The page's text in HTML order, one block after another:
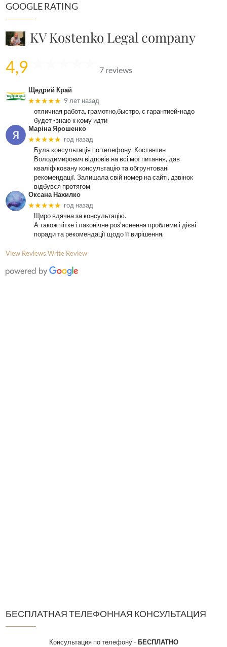
GOOGLE RATING
KV Kostenko Legal company
4,9 7 reviews
Щедрий Край
★★★★★ 9 лет назад
отличная работа, грамотно,быстро, с гарантией-надо
будет -знаю к кому идти
Маріна Ярошенко
★★★★★ год назад
Була консультація по телефону. Костянтин
Володимирович відповів на всі мої питання, дав
кваліфіковану консультацію та обгрунтовані
рекомендації. Залишала свій номер на сайті, дзвінок
відбувся протягом
Оксана Нахилко
★★★★★ год назад
Щиро вдячна за консультацію.
А також чітке і лаконічне роз'яснення проблеми і дієві
поради та рекомендації щодо її вирішення.
View Reviews Write Review
БЕСПЛАТНАЯ ТЕЛЕФОННАЯ КОНСУЛЬТАЦИЯ
Консультация по телефону - БЕСПЛАТНО